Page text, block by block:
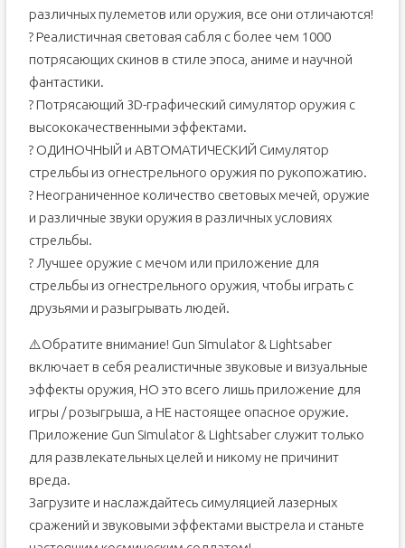
различных пулеметов или оружия, все они отличаются!
? Реалистичная световая сабля с более чем 1000
потрясающих скинов в стиле эпоса, аниме и научной
фантастики.
? Потрясающий 3D-графический симулятор оружия с
высококачественными эффектами.
? ОДИНОЧНЫЙ и АВТОМАТИЧЕСКИЙ Симулятор
стрельбы из огнестрельного оружия по рукопожатию.
? Неограниченное количество световых мечей, оружие
и различные звуки оружия в различных условиях
стрельбы.
? Лучшее оружие с мечом или приложение для
стрельбы из огнестрельного оружия, чтобы играть с
друзьями и разыгрывать людей.
⚠️Обратите внимание! Gun Simulator & Lightsaber
включает в себя реалистичные звуковые и визуальные
эффекты оружия, НО это всего лишь приложение для
игры / розыгрыша, а НЕ настоящее опасное оружие.
Приложение Gun Simulator & Lightsaber служит только
для развлекательных целей и никому не причинит
вреда.
Загрузите и наслаждайтесь симуляцией лазерных
сражений и звуковыми эффектами выстрела и станьте